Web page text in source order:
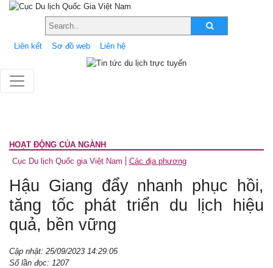
Liên kết Sơ đồ web Liên hệ
HOẠT ĐỘNG CỦA NGÀNH
Cục Du lịch Quốc gia Việt Nam
Các địa phương
Hậu Giang đẩy nhanh phục hồi,
tăng tốc phát triển du lịch hiệu
quả, bền vững
Cập nhật: 25/09/2023 14:29:05
Số lần đọc: 1207